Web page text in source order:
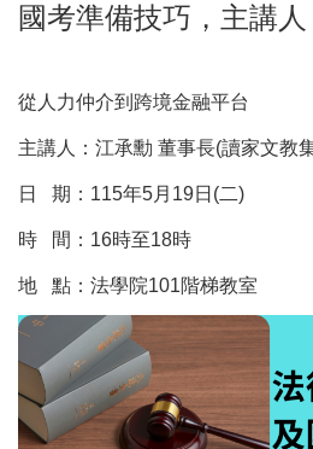
國考準備技巧，主講
從人力仲介到跨境金融平台
主講人：江承勳 董事長(讀家文教
日 期：115年5月19日(二)
時 間：16時至18時
地 點：法學院101階梯教室